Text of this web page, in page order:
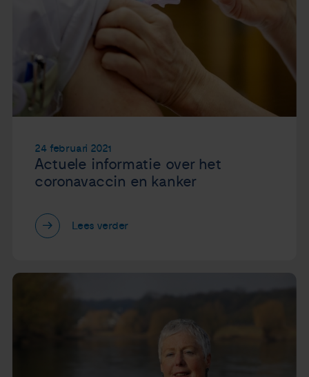
24 februari 2021
Actuele informatie over het
coronavaccin en kanker
Lees verder